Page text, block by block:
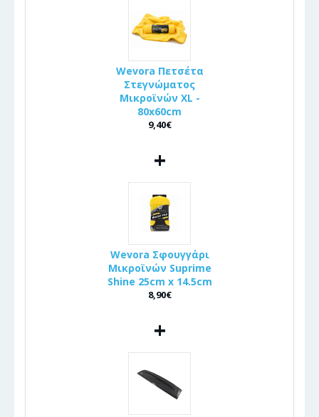
Wevora Πετσέτα
Στεγνώματος
Μικροϊνών XL -
80x60cm
9,40€
+
Wevora Σφουγγάρι
Μικροϊνών Suprime
Shine 25cm x 14.5cm
8,90€
+